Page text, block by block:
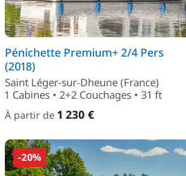
Pénichette Premium+ 2/4 Pers
(2018)
Saint Léger-sur-Dheune (France)
1 Cabines • 2+2 Couchages • 31 ft
À partir de 1 230 €
-20%